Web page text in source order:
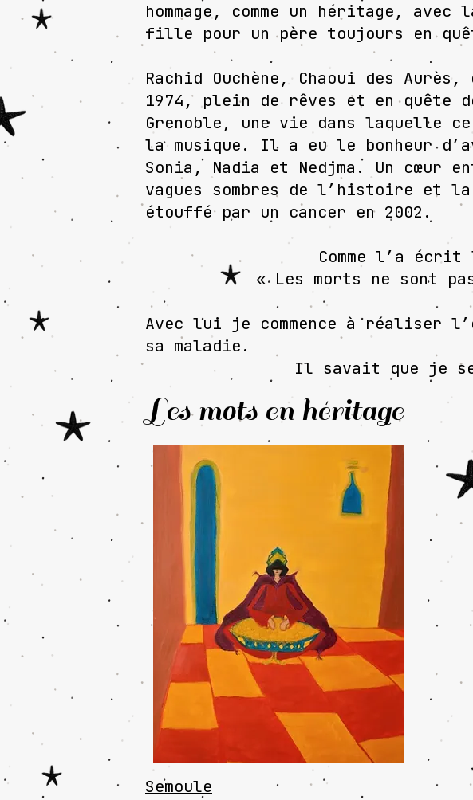
hommage, comme un héritage,
fille pour un père toujours en
Rachid Ouchène, Chaoui des
1974, plein de rêves et en quête
Grenoble, une vie dans laquelle
la musique. Il a eu le bonheur
Sonia, Nadia et Nedjma. Un
vagues sombres de l’histoire et
étouffé par un cancer en 2002.
Comme l’a
« Les morts ne sont
Avec lui je commence à réaliser
sa maladie.
Il savait que je
Les mots en héritage
Semoule